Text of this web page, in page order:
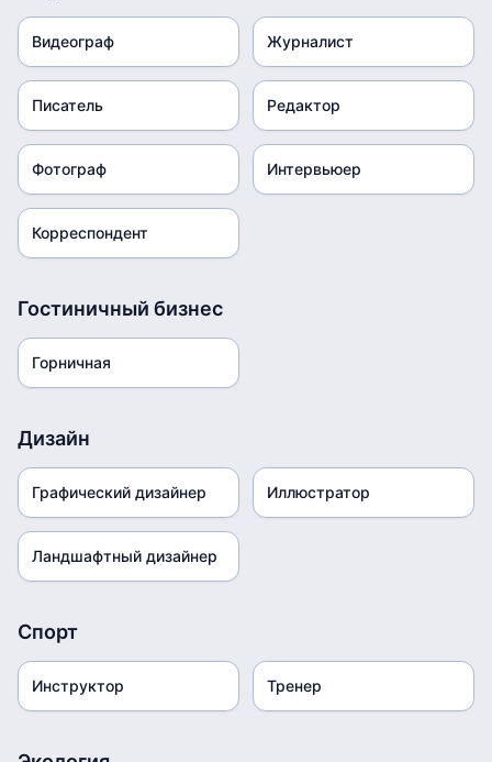
Видеограф Журналист
Писатель Редактор
Фотограф Интервьюер
Корреспондент
Гостиничный бизнес
Горничная
Дизайн
Графический дизайнер Иллюстратор
Ландшафтный дизайнер
Спорт
Инструктор Тренер